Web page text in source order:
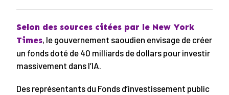
Selon des sources citées par le New York
Times, le gouvernement saoudien envisage de créer
un fonds doté de 40 milliards de dollars pour investir
massivement dans l’IA.
Des représentants du Fonds d’investissement public